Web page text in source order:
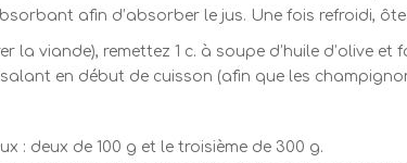
afin d’absorber le jus. Une fois refroidi,
la viande), remettez 1 c. à soupe d’huile d’olive
en début de cuisson (afin que les
: deux de 100 g et le troisième de 300 g.